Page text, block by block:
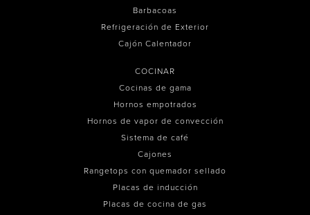
Barbacoas
Refrigeración de Exterior
Cajón Calentador
COCINAR
Cocinas de gama
Hornos empotrados
Hornos de vapor de convección
Sistema de café
Cajones
Rangetops con quemador sellado
Placas de inducción
Placas de cocina de gas